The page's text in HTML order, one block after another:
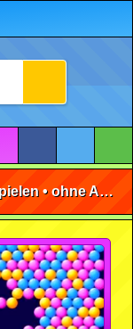
Snowboard Spiele kostenlos online spielen • ohne Anmeldung 🕹️